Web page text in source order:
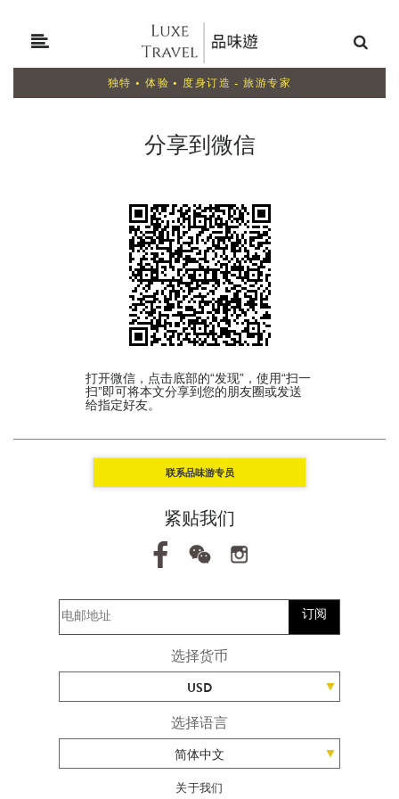
独特 • 体验 • 度身订造 - 旅游专家
分享到微信
打开微信，点击底部的“发现”，使用“扫一
扫”即可将本文分享到您的朋友圈或发送
给指定好友。
联系品味游专员
紧贴我们
订阅
选择货币
USD
选择语言
简体中文
关于我们